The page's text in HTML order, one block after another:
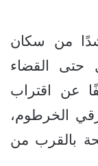
من سكان
حتى القضاء
عن اقتراب
الخرطوم،
بالقرب من